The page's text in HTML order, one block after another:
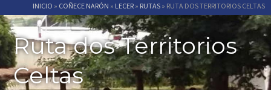
Vostede está aquí
INICIO » COÑECE NARÓN » LECER » RUTAS » RUTA DOS TERRITORIOS CELTAS
Ruta dos Territorios
Celtas